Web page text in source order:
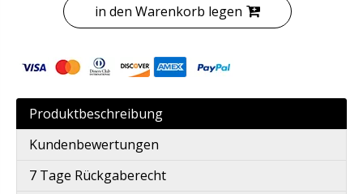
in den Warenkorb legen
Produktbeschreibung
Kundenbewertungen
7 Tage Rückgaberecht